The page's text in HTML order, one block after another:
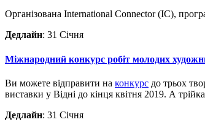
Організована International Connector (IC),
Дедлайн: 31 Січня
Міжнародний конкурс робіт молодих
Ви можете відправити на конкурс до трьох творів на будь-яку тему й у будь-якій
виставки у Відні до кінця квітня 2019. А
Дедлайн: 31 Січня